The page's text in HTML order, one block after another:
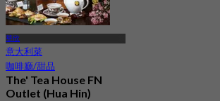
華欣
意大利菜
咖啡廳/甜品
The' Tea House FN
Outlet (Hua Hin)